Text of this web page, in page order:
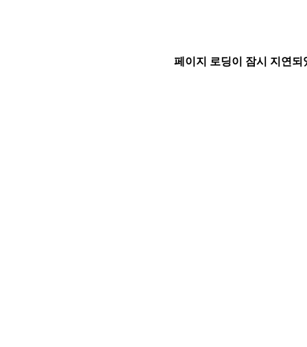
페이지 로딩이 잠시 지연